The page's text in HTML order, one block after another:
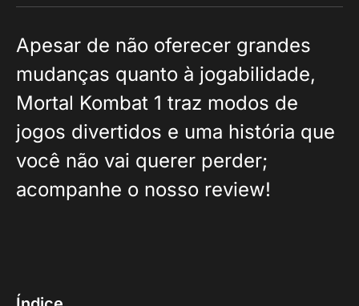
Apesar de não oferecer grandes
mudanças quanto à jogabilidade,
Mortal Kombat 1 traz modos de
jogos divertidos e uma história que
você não vai querer perder;
acompanhe o nosso review!